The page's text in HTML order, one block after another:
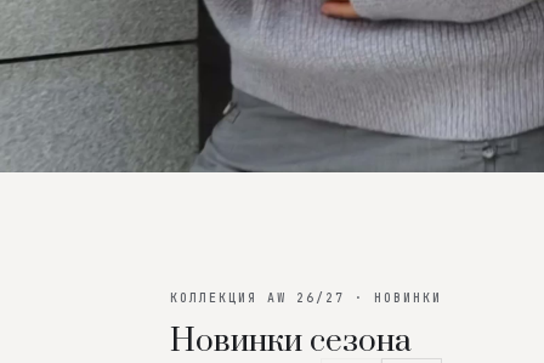
КОЛЛЕКЦИЯ AW 26/27 · НОВИНКИ
Новинки сезона